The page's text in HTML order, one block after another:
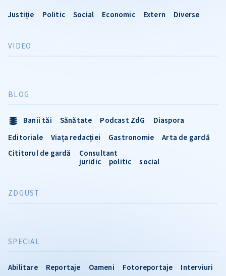
Justiție Politic Social Economic Extern Diverse
VIDEO
SPECIAL
Abilitare Reportaje Oameni Fotoreportaje
Interviuri
BLOG
Banii tăi Sănătate Podcast ZdG
Diaspora
Editoriale
Viața redacției Gastronomie
Arta de gardă
Cititorul de gardă
Consultant
juridic
politic social
ZDGUST